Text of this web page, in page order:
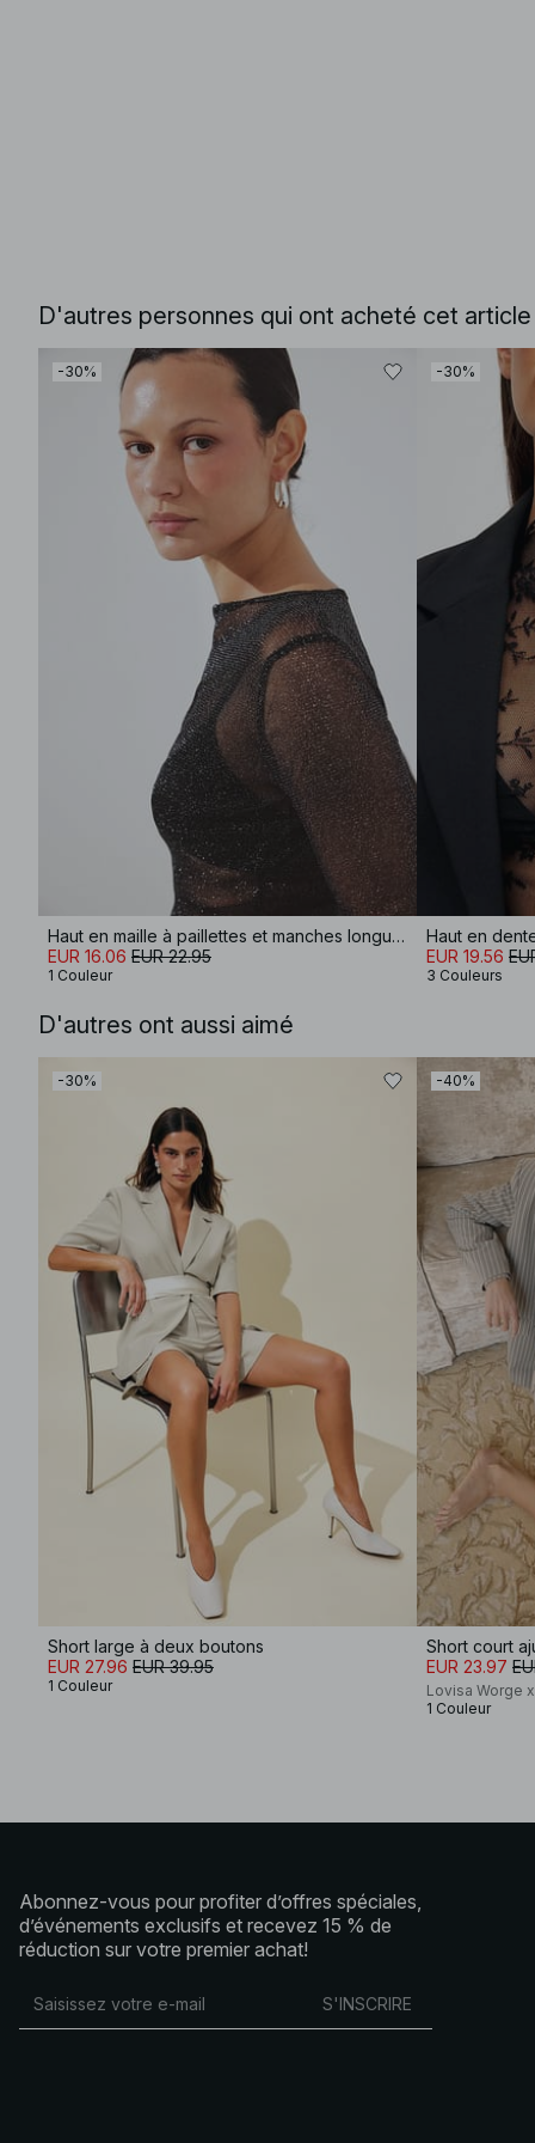
D'autres personnes qui ont acheté cet
-30%
Haut en maille à paillettes et manches longues
EUR 16.06 EUR 22.95
1 Couleur
-30%
Haut en
EUR 19.56
3 Couleurs
D'autres ont aussi aimé
-30%
Short large à deux boutons
EUR 27.96 EUR 39.95
1 Couleur
-40%
Short court
EUR 23.97
Lovisa Worge
1 Couleur
Abonnez-vous pour profiter d’offres spéciales,
d’événements exclusifs et recevez 15 % de
réduction sur votre premier achat!
S'INSCRIRE